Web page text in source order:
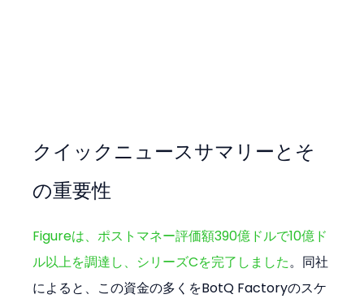
クイックニュースサマリーとそ
の重要性
Figureは、ポストマネー評価額390億ドルで10億ド
ル以上を調達し、シリーズCを完了しました。同社
によると、この資金の多くをBotQ Factoryのスケ